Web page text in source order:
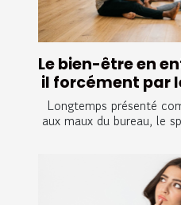
Le bien-être en
il forcément par
Longtemps présenté
aux maux du bureau, le